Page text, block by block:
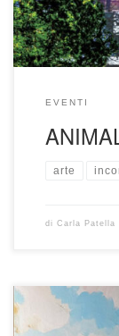
EVENTI
arte
di Carla Patella